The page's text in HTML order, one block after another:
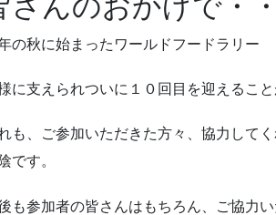
の秋に始まったワールドフードラリー
に支えられついに１０回目を迎えること
も、ご参加いただきた方々、協力して
です。
も参加者の皆さんはもちろん、ご協力